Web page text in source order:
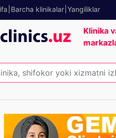
Barcha klinikalar Yangiliklar
Klinika